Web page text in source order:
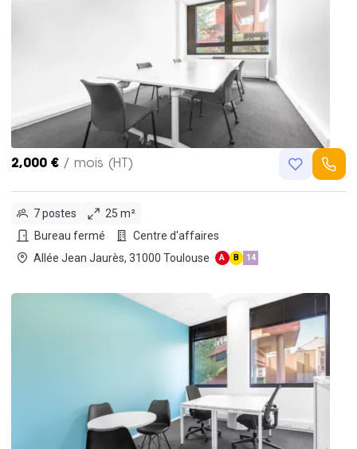
2,000 € / mois (HT)
7 postes
25 m²
Bureau fermé
Centre d'affaires
Allée Jean Jaurès, 31000 Toulouse
A B 14